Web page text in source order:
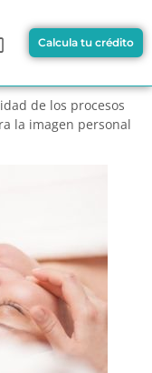
Calcula tu crédito
de los procesos
la imagen personal